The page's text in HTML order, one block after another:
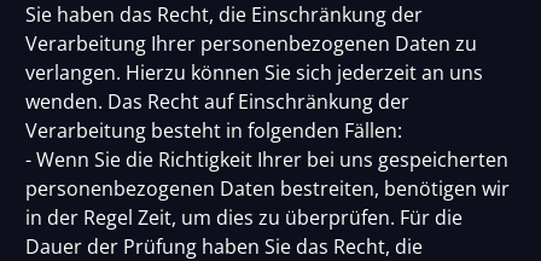
Sie haben das Recht, die Einschränkung der
Verarbeitung Ihrer personenbezogenen Daten zu
verlangen. Hierzu können Sie sich jederzeit an uns
wenden. Das Recht auf Einschränkung der
Verarbeitung besteht in folgenden Fällen:
- Wenn Sie die Richtigkeit Ihrer bei uns gespeicherten
personenbezogenen Daten bestreiten, benötigen wir
in der Regel Zeit, um dies zu überprüfen. Für die
Dauer der Prüfung haben Sie das Recht, die